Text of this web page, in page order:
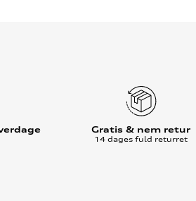
Gratis & nem retur
14 dages fuld returret